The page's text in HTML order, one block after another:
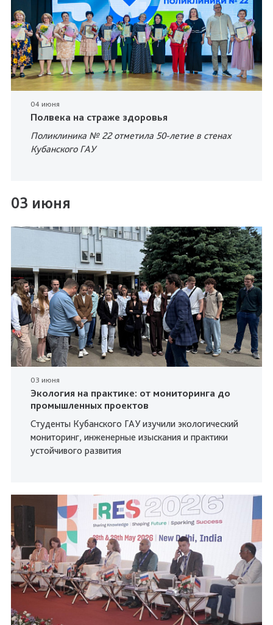
04 июня
Полвека на страже здоровья
Поликлиника № 22 отметила 50-летие в стенах
Кубанского ГАУ
03 июня
03 июня
Экология на практике: от мониторинга до
промышленных проектов
Студенты Кубанского ГАУ изучили экологический
мониторинг, инженерные изыскания и практики
устойчивого развития